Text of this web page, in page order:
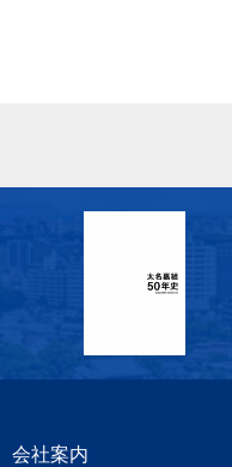
会社案内